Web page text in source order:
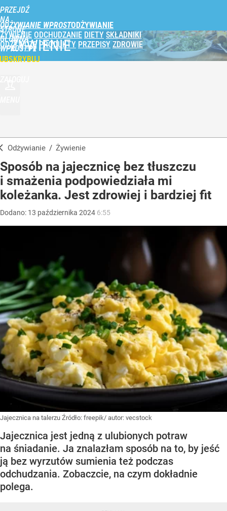
PRZEJDŹ
NA
STRONĘ
GŁÓWNĄ
WPROST.PL
ODŻYWIANIE WPROST
ŻYWIENIE ODCHUDZANIE DIETY SKŁADNIKI
ODŻYWCZE PRODUKTY PRZEPISY ZDROWIE
ŻYWIENIE
Odżywianie / Żywienie
Sposób na jajecznicę bez tłuszczu
i smażenia podpowiedziała mi
koleżanka. Jest zdrowiej i bardziej fit
Dodano: 13 października 2024 6:55
Jajecznica na talerzu Źródło: freepik/ autor: vecstock
Jajecznica jest jedną z ulubionych potraw
na śniadanie. Ja znalazłam sposób na to, by jeść
ją bez wyrzutów sumienia też podczas
odchudzania. Zobaczcie, na czym dokładnie
polega.